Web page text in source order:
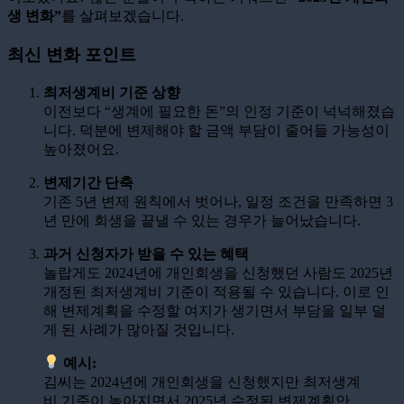
생 변화”를 살펴보겠습니다.
최신 변화 포인트
최저생계비 기준 상향
이전보다 “생계에 필요한 돈”의 인정 기준이 넉넉해졌습
니다. 덕분에 변제해야 할 금액 부담이 줄어들 가능성이
높아졌어요.
변제기간 단축
기존 5년 변제 원칙에서 벗어나, 일정 조건을 만족하면 3
년 만에 회생을 끝낼 수 있는 경우가 늘어났습니다.
과거 신청자가 받을 수 있는 혜택
놀랍게도 2024년에 개인회생을 신청했던 사람도 2025년
개정된 최저생계비 기준이 적용될 수 있습니다. 이로 인
해 변제계획을 수정할 여지가 생기면서 부담을 일부 덜
게 된 사례가 많아질 것입니다.
예시:
김씨는 2024년에 개인회생을 신청했지만 최저생계
비 기준이 높아지면서 2025년 수정된 변제계획안